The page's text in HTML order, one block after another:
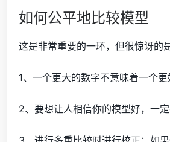
如何公平地比较模型
这是非常重要的一环，但很惊讶的
1、一个更大的数字不意味着一个
2、要想让人相信你的模型好，一